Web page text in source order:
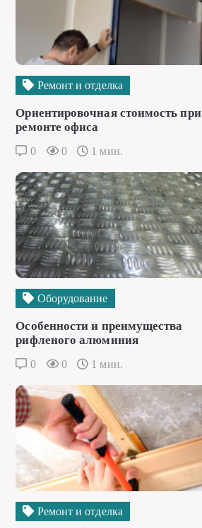
Ремонт и отделка
Ориентировочная стоимость при
ремонте офиса
0 0 1 мин.
Оборудование
Особенности и преимущества
рифленого алюминия
0 0 1 мин.
Ремонт и отделка